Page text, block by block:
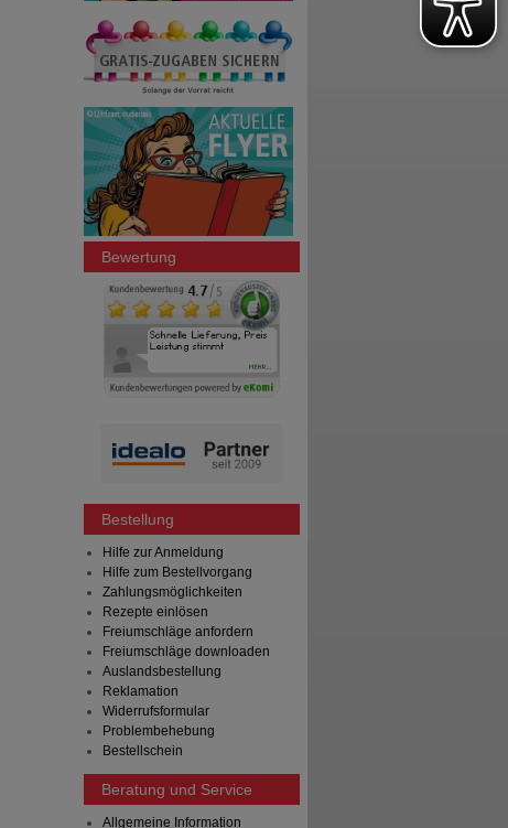
Bewertung
Bestellung
Hilfe zur Anmeldung
Hilfe zum Bestellvorgang
Zahlungsmöglichkeiten
Rezepte einlösen
Freiumschläge anfordern
Freiumschläge downloaden
Auslandsbestellung
Reklamation
Widerrufsformular
Problembehebung
Bestellschein
Beratung und Service
Allgemeine Information